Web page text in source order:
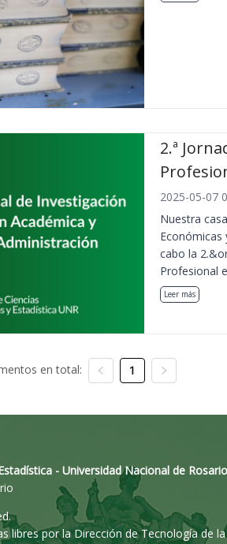
2.ª
2025-05-07
Nuestra
Económicas
cabo la
Profesional
Leer más
en total: 1
- Universidad Nacional de Rosario
libres por la Dirección de Tecnología de